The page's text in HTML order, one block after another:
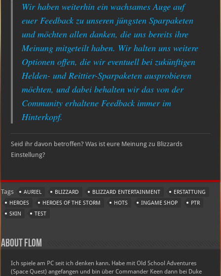
Wir haben weiterhin ein wachsames Auge auf
euer Feedback zu unseren jüngsten Sparpaketen
und möchten allen danken, die uns bereits ihre
Meinung mitgeteilt haben. Wir halten uns weitere
Optionen offen, die wir eventuell bei zukünftigen
Helden- und Reittier-Sparpaketen ausprobieren
möchten, und dabei behalten wir das von der
Community erhaltene Feedback immer im
Hinterkopf.
Seid ihr davon betroffen? Was ist eure Meinung zu Blizzards
Einstellung?
Tags AURIEL BLIZZARD BLIZZARD ENTERTAINMENT
ERSTATTUNG
HEROES
HEROES OF THE STORM HOTS INGAME SHOP
PTR
SKIN
TEST
About Flom
Ich spiele am PC seit ich denken kann. Habe mit Old School Adventures
(Space Quest) angefangen und bin über Commander Keen dann bei Duke